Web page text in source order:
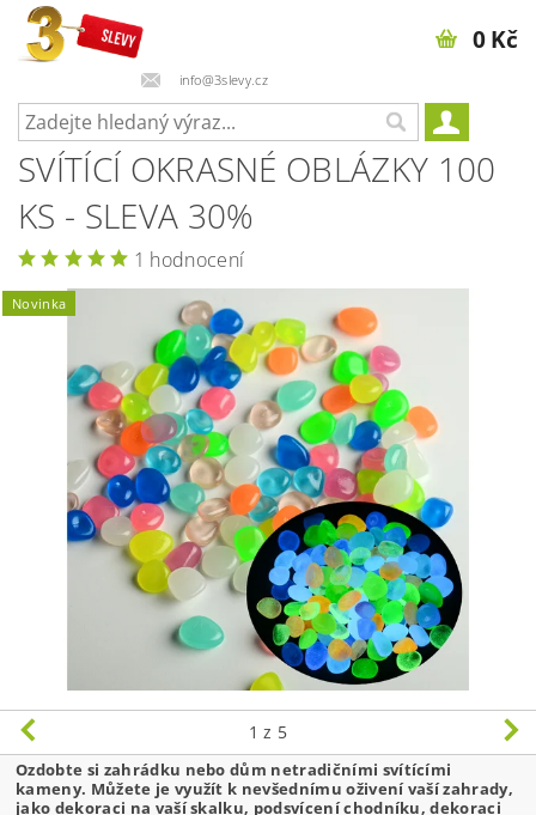
info@3slevy.cz
0 Kč
SVÍTÍCÍ OKRASNÉ OBLÁZKY 100
KS - SLEVA 30%
1 hodnocení
Novinka
1 z 5
Ozdobte si zahrádku nebo dům netradičními svítícími
kameny. Můžete je využít k nevšednímu oživení vaší zahrady,
jako dekoraci na vaší skalku, podsvícení chodníku, dekoraci